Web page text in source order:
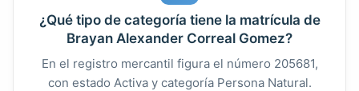
¿Qué tipo de categoría tiene la matrícula de
Brayan Alexander Correal Gomez?
En el registro mercantil figura el número 205681,
con estado Activa y categoría Persona Natural.